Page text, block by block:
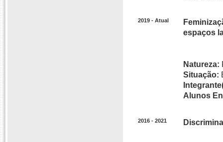
2019 - Atual
espaços
Natureza:
Situação:
Alunos
2016 - 2021